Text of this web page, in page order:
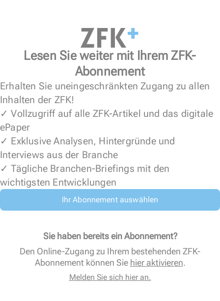
Lesen Sie weiter mit Ihrem ZFK-
Abonnement
Erhalten Sie uneingeschränkten Zugang zu allen
Inhalten der ZFK!
✓ Vollzugriff auf alle ZFK-Artikel und das digitale
ePaper
✓ Exklusive Analysen, Hintergründe und
Interviews aus der Branche
✓ Tägliche Branchen-Briefings mit den
wichtigsten Entwicklungen
Ihr Abonnement auswählen
Sie haben bereits ein Abonnement?
Den Online-Zugang zu Ihrem bestehenden ZFK-
Abonnement können Sie hier aktivieren.
Melden Sie sich hier an.